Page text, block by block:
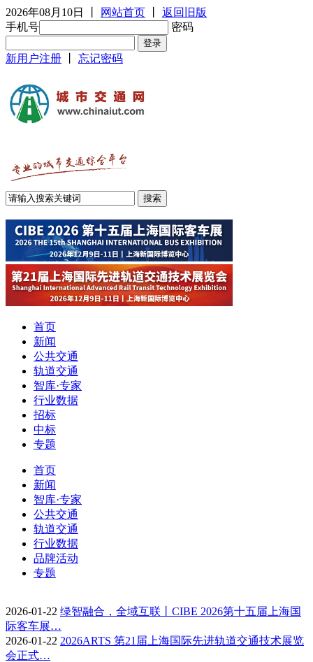
2026年08月10日 网站首页
返回旧版
手机号
密码
新用户注册 忘记密码
首页
新闻
公共交通
轨道交通
智库·专家
行业数据
招标
中标
专题
首页
新闻
智库·专家
公共交通
轨道交通
行业数据
品牌活动
专题
2026-01-22 绿智融合，全域互联丨CIBE 2026第十五届上海国
际客车展…
2026-01-22 2026ARTS 第21届上海国际先进轨道交通技术展览
会正式…